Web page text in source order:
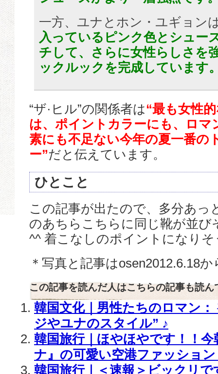
一方、ユナとホン・ユギョン
入っているピンク色とシュー
チして、さらに女性らしさを
ックルックを完成しています
“ザ·ヒル”の関係者は“最も女性
は、ポイントカラーにも、ロマ
素にも不足ない今年の夏一番の
ー”だと伝えています。
ひとこと
この記事が出たので、多分あっ
のあちらこちらに同じ靴が並び
^^ 着こなしのポイントになり
＊写真と記事はosen2012.6.18
この記事を読んだ人はこちらの記事も読ん
韓国文化｜男性たちのロマン
ジやユナのスタイル” ♪
韓国旅行｜ほやほやです！！
ナ』の可愛い空港ファッショ
韓国旅行｜＜速報＞ビックリ